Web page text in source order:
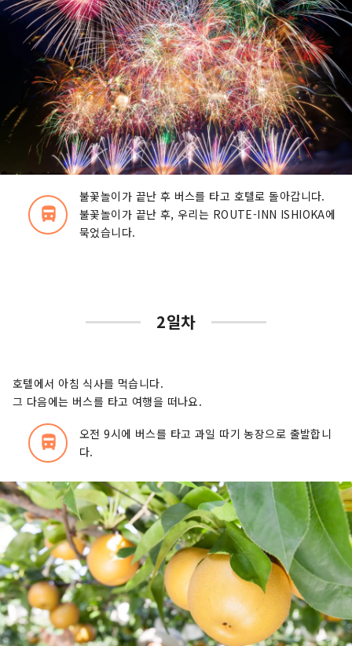
directions_bus_filled
불꽃놀이가 끝난 후 버스를 타고 호텔로 돌아갑니다.
불꽃놀이가 끝난 후, 우리는 ROUTE-INN ISHIOKA에
묵었습니다.
2일차
호텔에서 아침 식사를 먹습니다.
그 다음에는 버스를 타고 여행을 떠나요.
directions_bus_filled
오전 9시에 버스를 타고 과일 따기 농장으로 출발합니
다.